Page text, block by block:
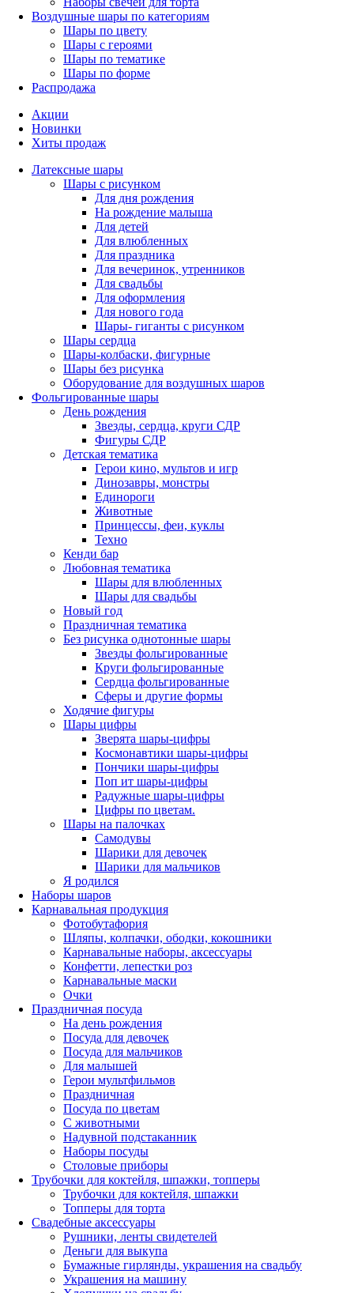
Воздушные шары по категориям
Шары по цвету
Шары с героями
Шары по тематике
Шары по форме
Распродажа
Акции
Новинки
Хиты продаж
Латексные шары
Шары с рисунком
Для дня рождения
На рождение малыша
Для детей
Для влюбленных
Для праздника
Для вечеринок, утренников
Для свадьбы
Для оформления
Для нового года
Шары- гиганты с рисунком
Шары сердца
Шары-колбаски, фигурные
Шары без рисунка
Оборудование для воздушных шаров
Фольгированные шары
День рождения
Звезды, сердца, круги СДР
Фигуры СДР
Детская тематика
Герои кино, мультов и игр
Динозавры, монстры
Единороги
Животные
Принцессы, феи, куклы
Техно
Кенди бар
Любовная тематика
Шары для влюбленных
Шары для свадьбы
Новый год
Праздничная тематика
Без рисунка однотонные шары
Звезды фольгированные
Круги фольгированные
Сердца фольгированные
Сферы и другие формы
Ходячие фигуры
Шары цифры
Зверята шары-цифры
Космонавтики шары-цифры
Пончики шары-цифры
Поп ит шары-цифры
Радужные шары-цифры
Цифры по цветам.
Шары на палочках
Самодувы
Шарики для девочек
Шарики для мальчиков
Я родился
Наборы шаров
Карнавальная продукция
Фотобутафория
Шляпы, колпачки, ободки, кокошники
Карнавальные наборы, аксессуары
Конфетти, лепестки роз
Карнавальные маски
Очки
Праздничная посуда
На день рождения
Посуда для девочек
Посуда для мальчиков
Для малышей
Герои мультфильмов
Праздничная
Посуда по цветам
С животными
Надувной подстаканник
Наборы посуды
Столовые приборы
Трубочки для коктейля, шпажки, топперы
Трубочки для коктейля, шпажки
Топперы для торта
Свадебные аксессуары
Рушники, ленты свидетелей
Деньги для выкупа
Бумажные гирлянды, украшения на свадьбу
Украшения на машину